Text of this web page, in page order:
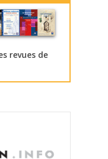
revues de